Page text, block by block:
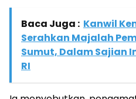
Baca Juga : Kanwil
Serahkan Majalah
Sumut, Dalam Sajian
RI